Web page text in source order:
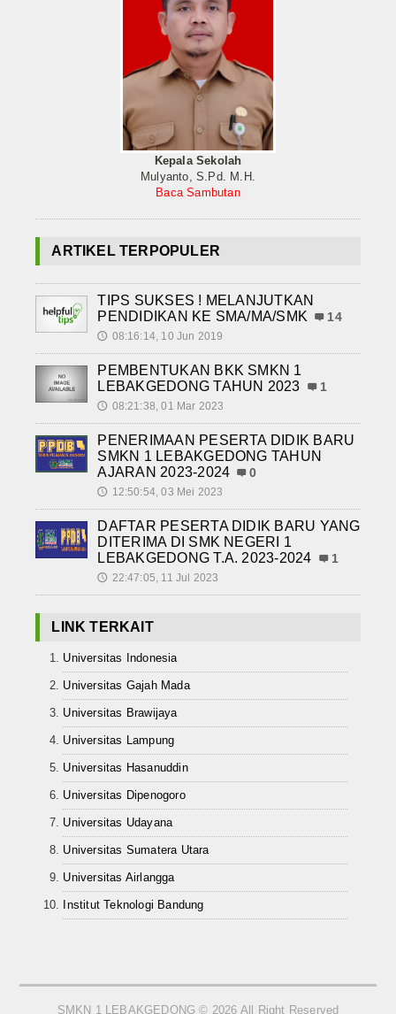
Kepala Sekolah
Mulyanto, S.Pd. M.H.
Baca Sambutan
ARTIKEL TERPOPULER
TIPS SUKSES ! MELANJUTKAN
PENDIDIKAN KE SMA/MA/SMK
14
🕔 08:16:14, 10 Jun 2019
PEMBENTUKAN BKK SMKN 1
LEBAKGEDONG TAHUN 2023
1
🕔 08:21:38, 01 Mar 2023
PENERIMAAN PESERTA DIDIK BARU
SMKN 1 LEBAKGEDONG TAHUN
AJARAN 2023-2024
0
🕔 12:50:54, 03 Mei 2023
DAFTAR PESERTA DIDIK BARU YANG
DITERIMA DI SMK NEGERI 1
LEBAKGEDONG T.A. 2023-2024
1
🕔 22:47:05, 11 Jul 2023
LINK TERKAIT
Universitas Indonesia
Universitas Gajah Mada
Universitas Brawijaya
Universitas Lampung
Universitas Hasanuddin
Universitas Dipenogoro
Universitas Udayana
Universitas Sumatera Utara
Universitas Airlangga
Institut Teknologi Bandung
SMKN 1 LEBAKGEDONG © 2026 All Right Reserved